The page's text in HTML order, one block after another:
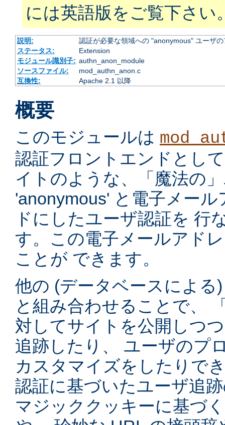
には英語版をご覧下さい
説明:
認証が必要な領域への "anonymous" ユーザ
ステータス:
Extension
モジュール識別子: authn_anon_module
ソースファイル:
mod_authn_anon.c
互換性:
Apache 2.1 以降
概要
このモジュールは
認証フロントエンドとし
イトのような、「魔法の
'anonymous' と電子メー
ドにしたユーザ認証を 行
す。この電子メールアド
ことが できます。
他の (データベースによる
と組み合わせることで、
対してサイトを公開しつ
追跡したり、 ユーザのプ
カスタマイズをしたりで
認証に基づいたユーザ追
マジッククッキーに基づ